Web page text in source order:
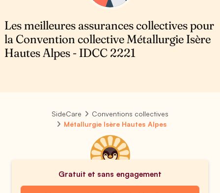
Les meilleures assurances collectives pour
la Convention collective Métallurgie Isère
Hautes Alpes - IDCC 2221
SideCare
Conventions collectives
Métallurgie Isère Hautes Alpes
Gratuit et sans engagement